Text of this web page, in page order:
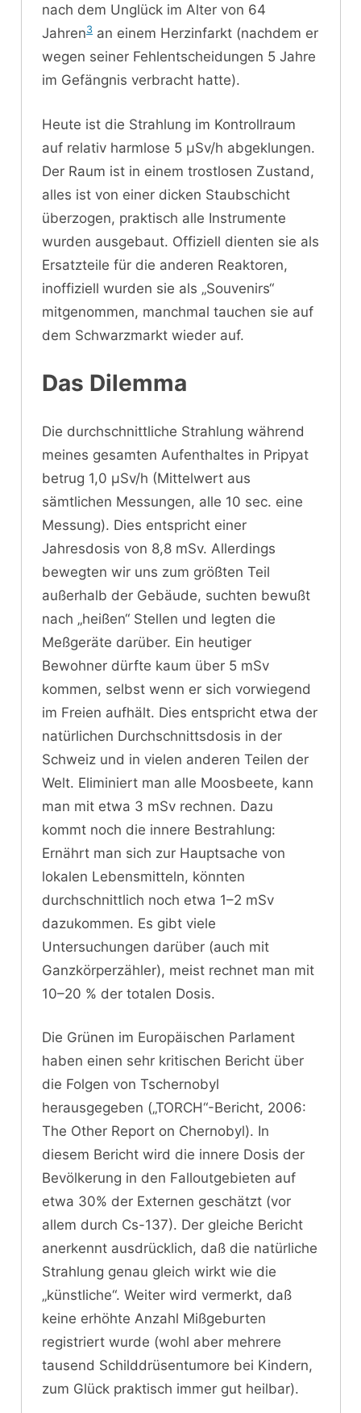
nach dem Unglück im Alter von 64
Jahren3 an einem Herzinfarkt (nachdem er
wegen seiner Fehlentscheidungen 5 Jahre
im Gefängnis verbracht hatte).
Heute ist die Strahlung im Kontrollraum
auf relativ harmlose 5 μSv/h abgeklungen.
Der Raum ist in einem trostlosen Zustand,
alles ist von einer dicken Staubschicht
überzogen, praktisch alle Instrumente
wurden ausgebaut. Offiziell dienten sie als
Ersatzteile für die anderen Reaktoren,
inoffiziell wurden sie als „Souvenirs“
mitgenommen, manchmal tauchen sie auf
dem Schwarzmarkt wieder auf.
Das Dilemma
Die durchschnittliche Strahlung während
meines gesamten Aufenthaltes in Pripyat
betrug 1,0 μSv/h (Mittelwert aus
sämtlichen Messungen, alle 10 sec. eine
Messung). Dies entspricht einer
Jahresdosis von 8,8 mSv. Allerdings
bewegten wir uns zum größten Teil
außerhalb der Gebäude, suchten bewußt
nach „heißen“ Stellen und legten die
Meßgeräte darüber. Ein heutiger
Bewohner dürfte kaum über 5 mSv
kommen, selbst wenn er sich vorwiegend
im Freien aufhält. Dies entspricht etwa der
natürlichen Durchschnittsdosis in der
Schweiz und in vielen anderen Teilen der
Welt. Eliminiert man alle Moosbeete, kann
man mit etwa 3 mSv rechnen. Dazu
kommt noch die innere Bestrahlung:
Ernährt man sich zur Hauptsache von
lokalen Lebensmitteln, könnten
durchschnittlich noch etwa 1–2 mSv
dazukommen. Es gibt viele
Untersuchungen darüber (auch mit
Ganzkörperzähler), meist rechnet man mit
10–20 % der totalen Dosis.
Die Grünen im Europäischen Parlament
haben einen sehr kritischen Bericht über
die Folgen von Tschernobyl
herausgegeben („TORCH“-Bericht, 2006:
The Other Report on Chernobyl). In
diesem Bericht wird die innere Dosis der
Bevölkerung in den Falloutgebieten auf
etwa 30% der Externen geschätzt (vor
allem durch Cs-137). Der gleiche Bericht
anerkennt ausdrücklich, daß die natürliche
Strahlung genau gleich wirkt wie die
„künstliche“. Weiter wird vermerkt, daß
keine erhöhte Anzahl Mißgeburten
registriert wurde (wohl aber mehrere
tausend Schilddrüsentumore bei Kindern,
zum Glück praktisch immer gut heilbar).